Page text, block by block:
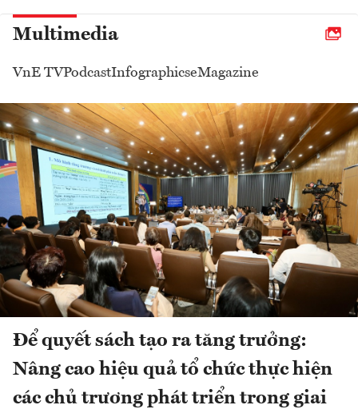
Multimedia
VnE TVPodcastInfographicseMagazine
Để quyết sách tạo ra tăng trưởng:
Nâng cao hiệu quả tổ chức thực hiện
các chủ trương phát triển trong giai